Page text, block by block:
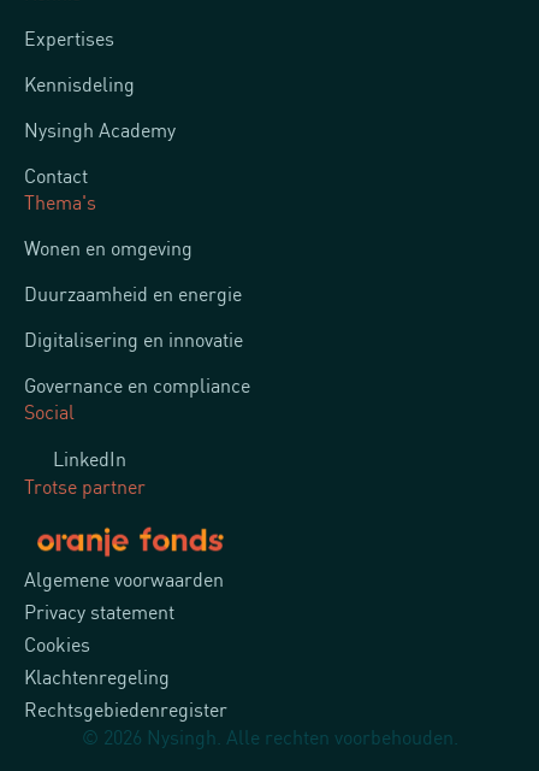
Expertises
Kennisdeling
Nysingh Academy
Contact
Thema's
Wonen en omgeving
Duurzaamheid en energie
Digitalisering en innovatie
Governance en compliance
Social
LinkedIn
Trotse partner
Algemene voorwaarden
Privacy statement
Cookies
Klachtenregeling
Rechtsgebiedenregister
© 2026 Nysingh. Alle rechten voorbehouden.